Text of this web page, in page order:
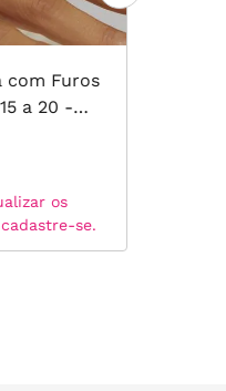
com Furos
a 20 -
os
se.